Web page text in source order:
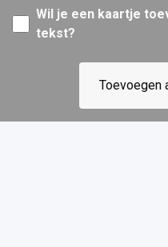
Wil je een kaartje
tekst?
Toevoegen